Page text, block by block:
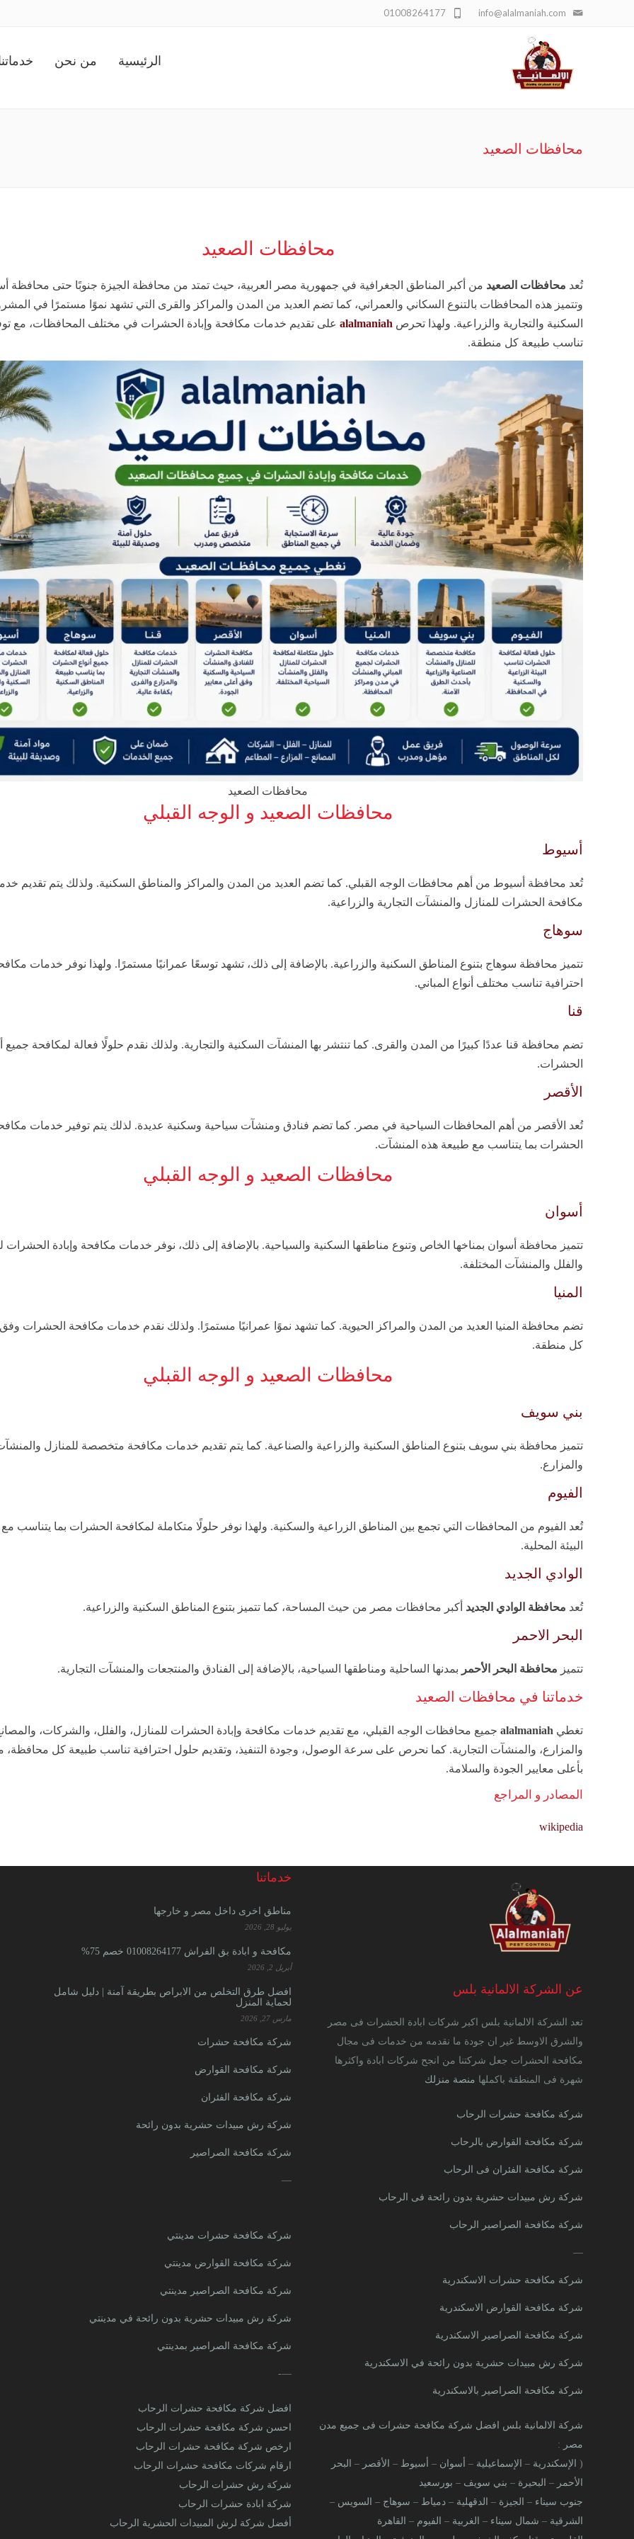
info@alalmaniah.com
01008264177
الرئيسية من نحن
محافظات الصعيد
محافظات الصعيد
تُعد محافظات الصعيد من أكبر المناطق الجغرافية في جمهورية مصر العربية، حيث تمتد من محافظة الجيزة جنوبًا حتى محافظة
وتتميز هذه المحافظات بالتنوع السكاني والعمراني، كما تضم العديد من المدن والمراكز والقرى التي تشهد نموًا مستمرًا في
السكنية والتجارية والزراعية. ولهذا تحرص alalmaniah على تقديم خدمات مكافحة وإبادة الحشرات في مختلف المحافظات، مع
تناسب طبيعة كل منطقة.
محافظات الصعيد
محافظات الصعيد و الوجه القبلي
أسيوط
تُعد محافظة أسيوط من أهم محافظات الوجه القبلي. كما تضم العديد من المدن والمراكز والمناطق السكنية. ولذلك يتم تقديم
مكافحة الحشرات للمنازل والمنشآت التجارية والزراعية.
سوهاج
تتميز محافظة سوهاج بتنوع المناطق السكنية والزراعية. بالإضافة إلى ذلك، تشهد توسعًا عمرانيًا مستمرًا. ولهذا نوفر خدمات
احترافية تناسب مختلف أنواع المباني.
قنا
تضم محافظة قنا عددًا كبيرًا من المدن والقرى. كما تنتشر بها المنشآت السكنية والتجارية. ولذلك نقدم حلولًا فعالة لمكافحة جميع
الحشرات.
الأقصر
تُعد الأقصر من أهم المحافظات السياحية في مصر. كما تضم فنادق ومنشآت سياحية وسكنية عديدة. لذلك يتم توفير خدمات
الحشرات بما يتناسب مع طبيعة هذه المنشآت.
محافظات الصعيد و الوجه القبلي
أسوان
تتميز محافظة أسوان بمناخها الخاص وتنوع مناطقها السكنية والسياحية. بالإضافة إلى ذلك، نوفر خدمات مكافحة وإبادة الحشرات
والفلل والمنشآت المختلفة.
المنيا
تضم محافظة المنيا العديد من المدن والمراكز الحيوية. كما تشهد نموًا عمرانيًا مستمرًا. ولذلك نقدم خدمات مكافحة الحشرات
كل منطقة.
محافظات الصعيد و الوجه القبلي
بني سويف
تتميز محافظة بني سويف بتنوع المناطق السكنية والزراعية والصناعية. كما يتم تقديم خدمات مكافحة متخصصة للمنازل
والمزارع.
الفيوم
تُعد الفيوم من المحافظات التي تجمع بين المناطق الزراعية والسكنية. ولهذا نوفر حلولًا متكاملة لمكافحة الحشرات بما يتناسب
البيئة المحلية.
الوادي الجديد
تُعد محافظة الوادي الجديد أكبر محافظات مصر من حيث المساحة، كما تتميز بتنوع المناطق السكنية والزراعية.
البحر الاحمر
تتميز محافظة البحر الأحمر بمدنها الساحلية ومناطقها السياحية، بالإضافة إلى الفنادق والمنتجعات والمنشآت التجارية.
خدماتنا في محافظات الصعيد
تغطي alalmaniah جميع محافظات الوجه القبلي، مع تقديم خدمات مكافحة وإبادة الحشرات للمنازل، والفلل، والشركات،
والمزارع، والمنشآت التجارية. كما نحرص على سرعة الوصول، وجودة التنفيذ، وتقديم حلول احترافية تناسب طبيعة كل محافظة،
بأعلى معايير الجودة والسلامة.
المصادر و المراجع
wikipedia
عن الشركة الالمانية بلس
تعد الشركة الالمانية بلس اكبر شركات ابادة الحشرات فى مصر
والشرق الاوسط غير ان جودة ما نقدمه من خدمات فى مجال
مكافحة الحشرات جعل شركتنا من انجح شركات ابادة واكثرها
شهرة فى المنطقة باكملها منصة منزلك
شركة مكافحة حشرات الرحاب
شركة مكافحة القوارض بالرحاب
شركة مكافحة الفئران فى الرحاب
شركة رش مبيدات حشرية بدون رائحة فى الرحاب
شركة مكافحة الصراصير الرحاب
—
شركة مكافحة حشرات الاسكندرية
شركة مكافحة القوارض الاسكندرية
شركة مكافحة الصراصير الاسكندرية
شركة رش مبيدات حشرية بدون رائحة في الاسكندرية
شركة مكافحة الصراصير بالاسكندرية
شركة الالمانية بلس افضل شركة مكافحة حشرات فى جميع مدن
مصر :
( الإسكندرية – الإسماعيلية – أسوان – أسيوط – الأقصر – البحر
الأحمر – البحيرة – بني سويف – بورسعيد
جنوب سيناء – الجيزة – الدقهلية – دمياط – سوهاج – السويس –
الشرقية – شمال سيناء – الغربية – الفيوم – القاهرة
خدماتنا
مناطق اخرى داخل مصر و خارجها
يوليو 28, 2026
مكافحة و ابادة بق الفراش 01008264177 خصم 75%
أبريل 2, 2026
افضل طرق التخلص من الابراص بطريقة آمنة | دليل شامل
لحماية المنزل
مارس 27, 2026
شركة مكافحة حشرات
شركة مكافحة القوارض
شركة مكافحة الفئران
شركة رش مبيدات حشرية بدون رائحة
شركة مكافحة الصراصير
—
شركة مكافحة حشرات مدينتي
شركة مكافحة القوارض مدينتي
شركة مكافحة الصراصير مدينتي
شركة رش مبيدات حشرية بدون رائحة في مدينتي
شركة مكافحة الصراصير بمدينتي
—-
افضل شركة مكافحة حشرات الرحاب
احسن شركة مكافحة حشرات الرحاب
ارخص شركة مكافحة حشرات الرحاب
ارقام شركات مكافحة حشرات الرحاب
شركة رش حشرات الرحاب
شركة ابادة حشرات الرحاب
أفضل شركة لرش المبيدات الحشرية الرحاب